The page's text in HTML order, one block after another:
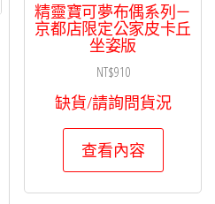
精靈寶可夢布偶系列－
京都店限定公家皮卡丘
坐姿版
NT$910
缺貨/請詢問貨況
查看內容